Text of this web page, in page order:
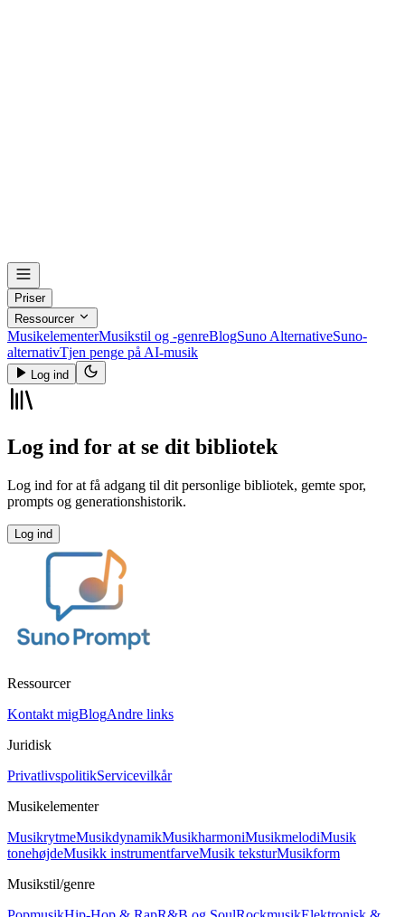
Priser
Ressourcer
MusikelementerMusikstil og -genreBlogSuno AlternativeSuno-
alternativTjen penge på AI-musik
Log ind
Log ind for at se dit bibliotek
Log ind for at få adgang til dit personlige bibliotek, gemte spor,
prompts og generationshistorik.
Log ind
Ressourcer
Kontakt migBlogAndre links
Juridisk
PrivatlivspolitikServicevilkår
Musikelementer
MusikrytmeMusikdynamikMusikharmoniMusikmelodiMusik
tonehøjdeMusikk instrumentfarveMusik teksturMusikform
Musikstil/genre